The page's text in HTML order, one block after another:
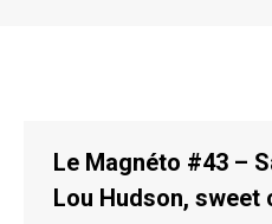
Le Magnéto #43 –
Lou Hudson, sweet